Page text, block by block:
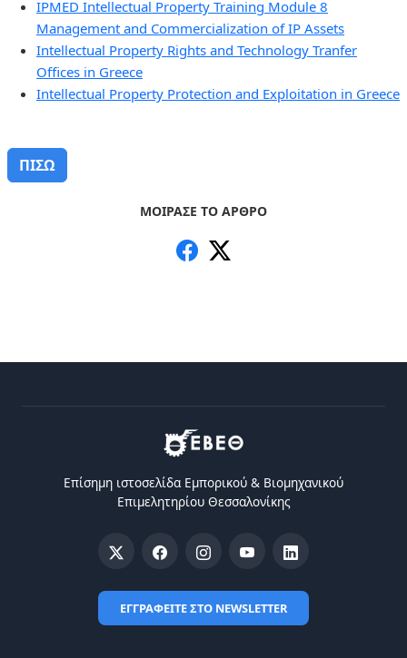
ΜΟΙΡΑΣΕ ΤΟ ΑΡΘΡΟ
IPMED Intellectual Property Training Module 8
Management and Commercialization of IP Assets
Intellectual Property Rights and Technology Tranfer
Offices in Greece
Intellectual Property Protection and Exploitation in Greece
ΠΙΣΩ
Επίσημη ιστοσελίδα Eμπορικού & Bιομηχανικού
Eπιμελητηρίου Θεσσαλονίκης
ΕΓΓΡΑΦΕΙΤΕ ΣΤΟ NEWSLETTER